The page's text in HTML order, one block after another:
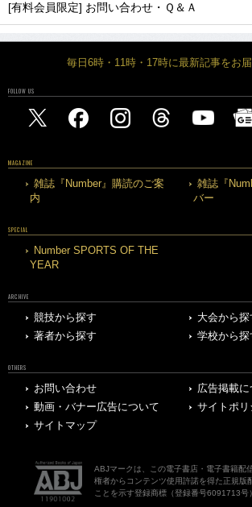
[有料会員限定] お問い合わせ・Ｑ＆Ａ
毎日6時・11時・17時に最新記事をお
FOLLOW US
MAGAZINE
雑誌『Number』購読のご案
内
雑誌『
バー
SPECIAL
Number SPORTS OF THE
YEAR
ARCHIVE
競技から探す
大会から探
著者から探す
学校から探
OTHERS
お問い合わせ
広告掲載に
動画・バナー広告について
サイトポリ
サイトマップ
ABJマークは、この電子書店・電子書籍配
権者からコンテンツ使用許諾を得た正規版
ことを示す登録商標（登録番号6091713号